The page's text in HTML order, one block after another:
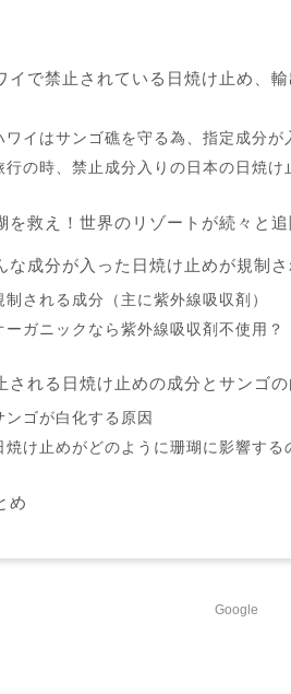
イで禁止されている日焼け止め、
ワイはサンゴ礁を守る為、指定成分が
行の時、禁止成分入りの日本の日焼け
を救え！世界のリゾートが続々と追
な成分が入った日焼け止めが規制
制される成分（主に紫外線吸収剤）
ーガニックなら紫外線吸収剤不使用？
される日焼け止めの成分とサンゴ
ンゴが白化する原因
焼け止めがどのように珊瑚に影響する
め
Google